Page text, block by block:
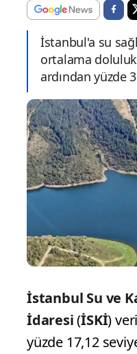
İstanbul'a su
ortalama doluluk
ardından yüzde
İstanbul Su ve
İdaresi(İSKİ)
yüzde 17,12